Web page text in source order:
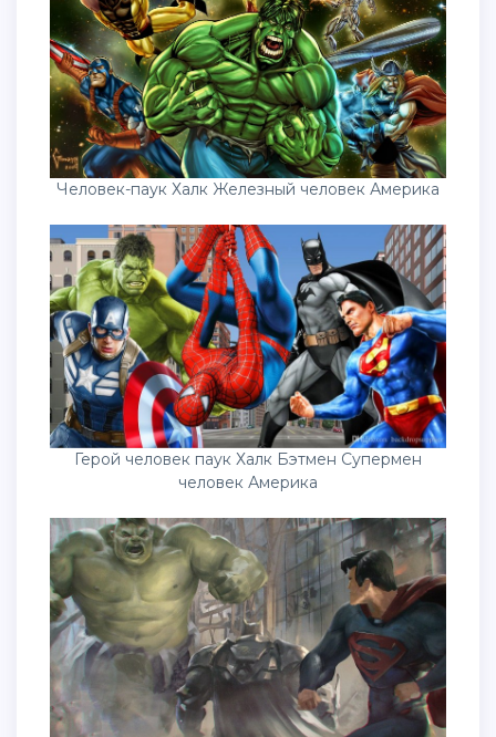
Человек-паук Халк Железный человек Америка
Герой человек паук Халк Бэтмен Супермен
человек Америка